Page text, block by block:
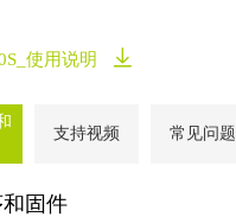
使用说明
支持视频 常见问题
固件